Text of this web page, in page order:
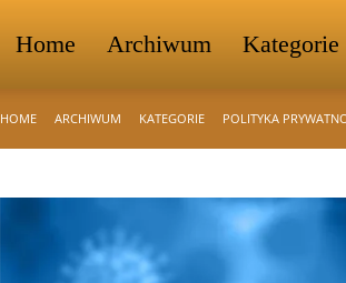
Home Archiwum Kategorie
HOME ARCHIWUM KATEGORIE POLITYKA